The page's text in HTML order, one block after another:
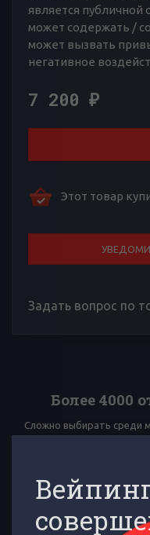
является
может содержать /
может вызвать
негативное
7 200 ₽
Этот товар
Задать вопрос по
Более 4000
Сложно выбирать среди